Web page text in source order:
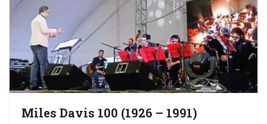
Miles Davis 100 (1926 – 1991)